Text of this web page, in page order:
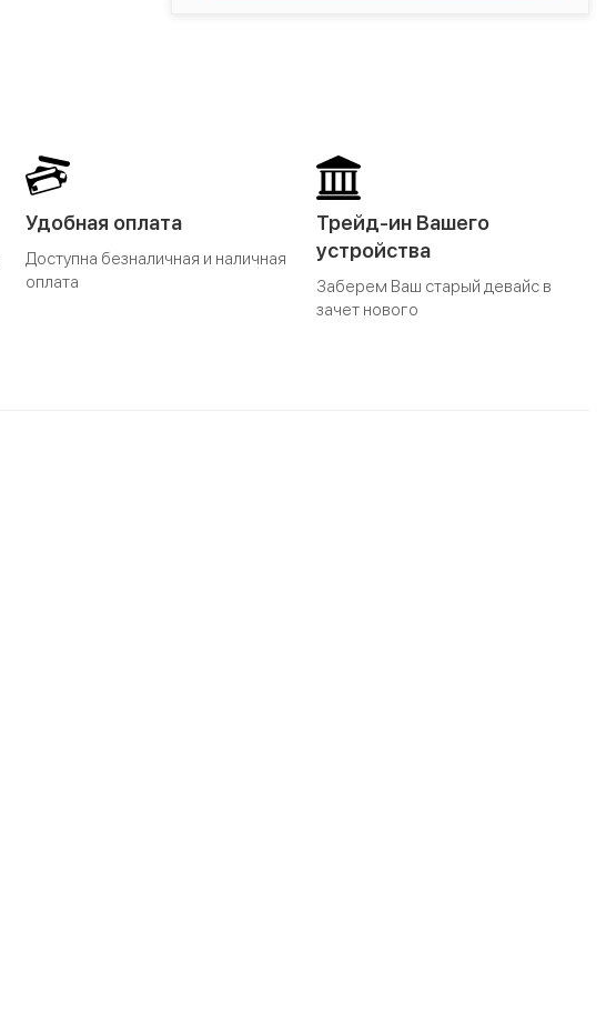
Удобная оплата
Доступна безналичная и наличная
оплата
Трейд-ин Вашего
устройства
Заберем Ваш старый девайс в
зачет нового